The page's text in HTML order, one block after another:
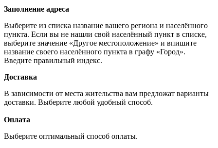
Заполнение адреса
Выберите из списка название вашего региона и населённого
пункта. Если вы не нашли свой населённый пункт в списке,
выберите значение «Другое местоположение» и впишите
название своего населённого пункта в графу «Город».
Введите правильный индекс.
Доставка
В зависимости от места жительства вам предложат варианты
доставки. Выберите любой удобный способ.
Оплата
Выберите оптимальный способ оплаты.